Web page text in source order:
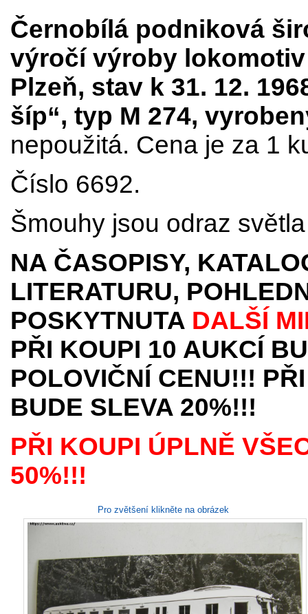
Černobílá podniková
výročí výroby
Plzeň, stav k 31. 12.
šíp“, typ M 274,
nepoužitá. Cena je za 1
Číslo 6692.
Šmouhy jsou odraz
NA ČASOPISY,
LITERATURU,
POSKYTNUTA DALŠÍ
PŘI KOUPI 10 AUKCÍ
POLOVIČNÍ CENU!!!
BUDE SLEVA 20%!!!
PŘI KOUPI ÚPLNĚ
50%!!!
Pro zvětšení klikněte na obrázek